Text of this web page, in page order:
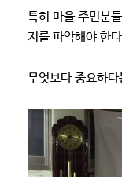
특히 마을 주민분
지를 파악해야 한
무엇보다 중요하